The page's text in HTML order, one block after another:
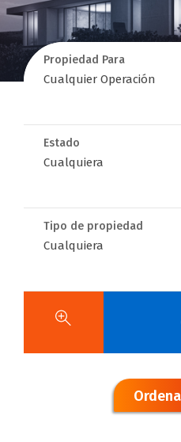
en
Propiedad Para
Cualquier Operación
Propiedad
Para
Estado
Cualquiera
Estado
Tipo de propiedad
Cualquiera
Tipo